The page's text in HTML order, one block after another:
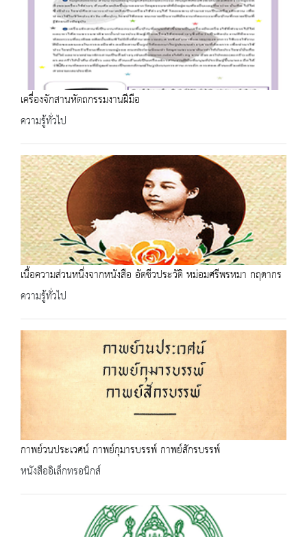
เครื่องจักสานหัตถกรรมงานฝีมือ
ความรู้ทั่วไป
เนื้อความส่วนหนึ่งจากหนังสือ อัตชีวประวัติ หม่อมศรีพรหมา กฤดากร
ความรู้ทั่วไป
กาพย์วนประเวศน์ กาพย์กุมารบรรพ์ กาพย์สักรบรรพ์
หนังสืออิเล็กทรอนิกส์